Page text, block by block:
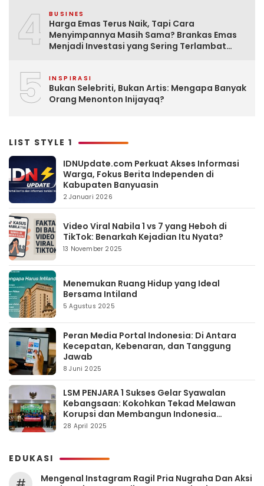
4 BUSINES
Harga Emas Terus Naik, Tapi Cara
Menyimpannya Masih Sama? Brankas Emas
Menjadi Investasi yang Sering Terlambat
5 INSPIRASI
Bukan Selebriti, Bukan Artis: Mengapa Banyak
Orang Menonton Inijayaq?
LIST STYLE 1
IDNUpdate.com Perkuat Akses Informasi
Warga, Fokus Berita Independen di
Kabupaten Banyuasin
2 Januari 2026
Video Viral Nabila 1 vs 7 yang Heboh di
TikTok: Benarkah Kejadian Itu Nyata?
13 November 2025
Menemukan Ruang Hidup yang Ideal
Bersama Intiland
5 Agustus 2025
Peran Media Portal Indonesia: Di Antara
Kecepatan, Kebenaran, dan Tanggung
Jawab
8 Juni 2025
LSM PENJARA 1 Sukses Gelar Syawalan
Kebangsaan: Kokohkan Tekad Melawan
Korupsi dan Membangun Indonesia
Berintegritas
28 April 2025
EDUKASI
Mengenal Instagram Ragil Pria Nugraha Dan Aksi